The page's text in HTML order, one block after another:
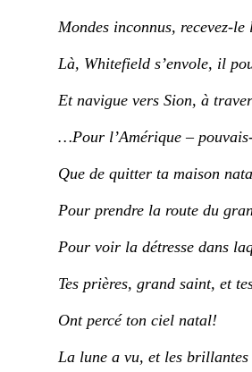
Mondes inconnus, recevez-le
Là, Whitefield s’envole, il
Et navigue vers Sion, à
…Pour l’Amérique –
Que de quitter ta maison
Pour prendre la route du
Pour voir la détresse dans
Tes prières, grand saint, et
Ont percé ton ciel natal!
La lune a vu, et les